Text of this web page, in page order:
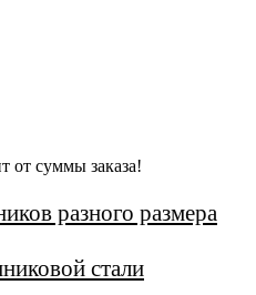
от суммы заказа!
стали